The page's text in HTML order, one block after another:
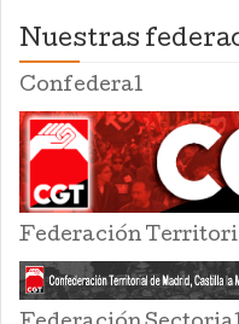
Nuestras
Confederal
Federación